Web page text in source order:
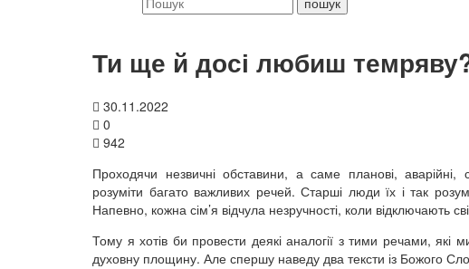
Ти ще й досі любиш
30.11.2022
0
942
Проходячи незвичні обставини, а саме планові, аварійні,
розуміти багато важливих речей. Старші люди їх і так
Напевно, кожна сім’я відчула незручності, коли відключають
Тому я хотів би провести деякі аналогії з тими речами, які
духовну площину. Але спершу наведу два тексти із Божого